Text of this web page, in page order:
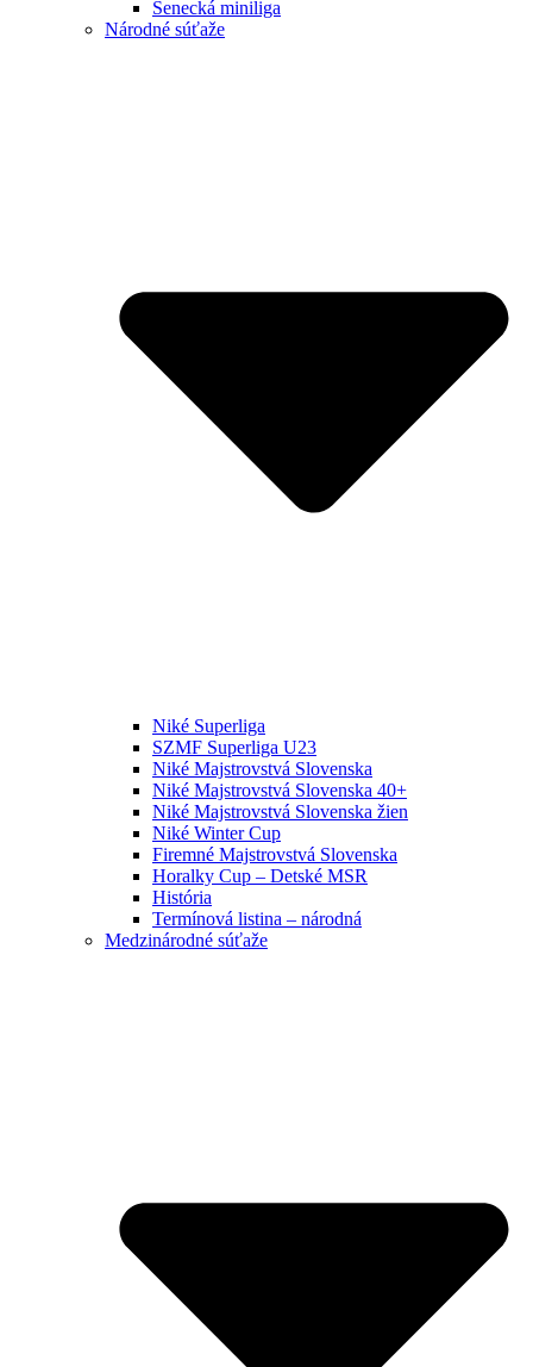
Senecká miniliga
Národné súťaže
Niké Superliga
SZMF Superliga U23
Niké Majstrovstvá Slovenska
Niké Majstrovstvá Slovenska 40+
Niké Majstrovstvá Slovenska žien
Niké Winter Cup
Firemné Majstrovstvá Slovenska
Horalky Cup – Detské MSR
História
Termínová listina – národná
Medzinárodné súťaže